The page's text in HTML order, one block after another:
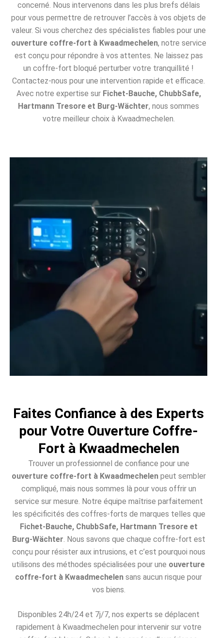
concerné. Nous intervenons dans les plus brefs délais
pour vous permettre de retrouver l’accès à vos objets de
valeur. Si vous cherchez des spécialistes fiables pour une
ouverture coffre-fort à Kwaadmechelen, notre service
est conçu pour répondre à vos attentes. Ne laissez pas
un coffre-fort bloqué perturber votre tranquillité !
Contactez-nous pour une intervention rapide et efficace.
Avec notre expertise sur Fichet-Bauche, ChubbSafe,
Hartmann Tresore et Burg-Wächter, nous sommes
votre meilleur choix à Kwaadmechelen.
Faites Confiance à des Experts
pour Votre Ouverture Coffre-
Fort à Kwaadmechelen
Trouver un professionnel de confiance pour une
ouverture coffre-fort à Kwaadmechelenpeut sembler
compliqué, mais nous sommes là pour vous offrir un
service sur mesure. Notre équipe maîtrise parfaitement
les spécificités des coffres-forts de marques telles que
Fichet-Bauche, ChubbSafe, Hartmann Tresore et
Burg-Wächter . Nous savons que chaque coffre-fort est
conçu pour résister aux intrusions, et c’est pourquoi nous
utilisons des méthodes spécialisées pour une ouverture
coffre-fort à Kwaadmechelen sans aucun risque pour
vos biens.
Disponibles 24h/24 et 7j/7, nos experts se déplacent
rapidement à Kwaadmechelen pour intervenir sur votre